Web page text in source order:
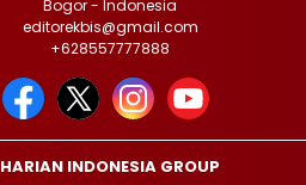
Bogor - Indonesia
editorekbis@gmail.com
+628557777888
HARIAN INDONESIA GROUP